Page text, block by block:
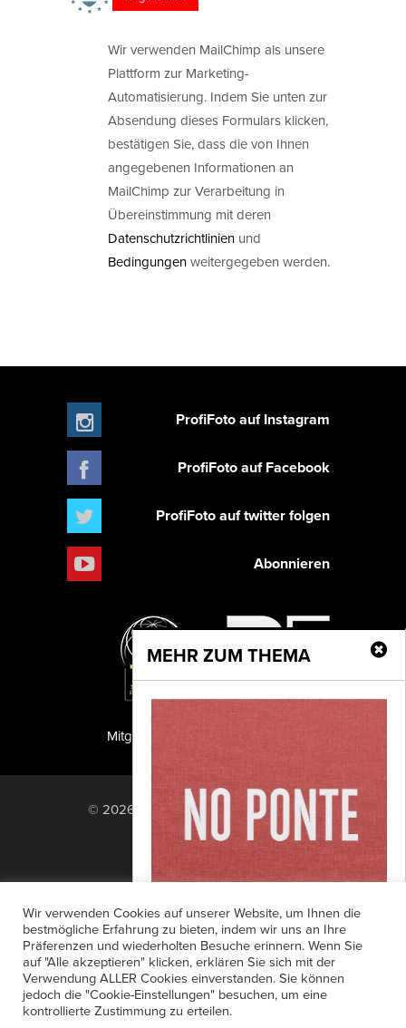
Wir verwenden MailChimp als unsere
Plattform zur Marketing-
Automatisierung. Indem Sie unten zur
Absendung dieses Formulars klicken,
bestätigen Sie, dass die von Ihnen
angegebenen Informationen an
MailChimp zur Verarbeitung in
Übereinstimmung mit deren
Datenschutzrichtlinien und
Bedingungenweitergegeben werden.
MEHR ZUM THEMA
No Ponte
In seinem Langzeitprojekt zeigt der
Schweizer Fotograf die Heimat seiner
ProfiFoto auf Instagram
ProfiFoto auf Facebook
ProfiFoto auf twitter folgen
Abonnieren
Mitglied der TIPA
© 2026 PF Publishing GmbH. All rights
reserved.
Anzeigensuche
Shop
Zahlungsarten
Widerrufsbelehrung
Datenschutz
AGB
Newsletter-Anmeldung
Verträge hier kündigen
Mein Account
Wir verwenden Cookies auf unserer Website, um Ihnen die
bestmögliche Erfahrung zu bieten, indem wir uns an Ihre
Präferenzen und wiederholten Besuche erinnern. Wenn Sie
auf "Alle akzeptieren" klicken, erklären Sie sich mit der
Verwendung ALLER Cookies einverstanden. Sie können
jedoch die "Cookie-Einstellungen" besuchen, um eine
kontrollierte Zustimmung zu erteilen.